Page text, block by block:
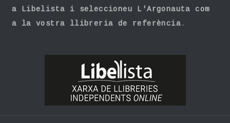
a Libelista i seleccioneu L'Argonauta com
a la vostra llibreria de referència.